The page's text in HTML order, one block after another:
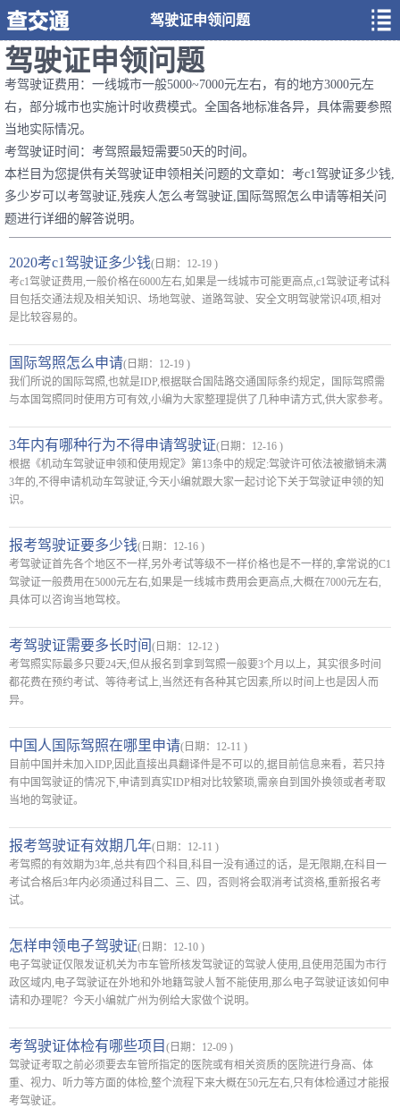
驾驶证申领问题
驾驶证申领问题
考驾驶证费用：一线城市一般5000~7000元左右，有的地方3000元左
右，部分城市也实施计时收费模式。全国各地标准各异，具体需要参照
当地实际情况。
考驾驶证时间：考驾照最短需要50天的时间。
本栏目为您提供有关驾驶证申领相关问题的文章如：考c1驾驶证多少钱,
多少岁可以考驾驶证,残疾人怎么考驾驶证,国际驾照怎么申请等相关问
题进行详细的解答说明。
2020考c1驾驶证多少钱(日期：12-19 )
考c1驾驶证费用,一般价格在6000左右,如果是一线城市可能更高点,c1驾驶证考试科
目包括交通法规及相关知识、场地驾驶、道路驾驶、安全文明驾驶常识4项,相对
是比较容易的。
国际驾照怎么申请(日期：12-19 )
我们所说的国际驾照,也就是IDP,根据联合国陆路交通国际条约规定，国际驾照需
与本国驾照同时使用方可有效,小编为大家整理提供了几种申请方式,供大家参考。
3年内有哪种行为不得申请驾驶证(日期：12-16 )
根据《机动车驾驶证申领和使用规定》第13条中的规定:驾驶许可依法被撤销未满
3年的,不得申请机动车驾驶证,今天小编就跟大家一起讨论下关于驾驶证申领的知
识。
报考驾驶证要多少钱(日期：12-16 )
考驾驶证首先各个地区不一样,另外考试等级不一样价格也是不一样的,拿常说的C1
驾驶证一般费用在5000元左右,如果是一线城市费用会更高点,大概在7000元左右,
具体可以咨询当地驾校。
考驾驶证需要多长时间 (日期：12-12 )
考驾照实际最多只要24天,但从报名到拿到驾照一般要3个月以上，其实很多时间
都花费在预约考试、等待考试上,当然还有各种其它因素,所以时间上也是因人而
异。
中国人国际驾照在哪里申请(日期：12-11 )
目前中国并未加入IDP,因此直接出具翻译件是不可以的,据目前信息来看，若只持
有中国驾驶证的情况下,申请到真实IDP相对比较繁琐,需亲自到国外换领或者考取
当地的驾驶证。
报考驾驶证有效期几年(日期：12-11 )
考驾照的有效期为3年,总共有四个科目,科目一没有通过的话，是无限期,在科目一
考试合格后3年内必须通过科目二、三、四，否则将会取消考试资格,重新报名考
试。
怎样申领电子驾驶证(日期：12-10 )
电子驾驶证仅限发证机关为市车管所核发驾驶证的驾驶人使用,且使用范围为市行
政区域内,电子驾驶证在外地和外地籍驾驶人暂不能使用,那么电子驾驶证该如何申
请和办理呢？今天小编就广州为例给大家做个说明。
考驾驶证体检有哪些项目 (日期：12-09 )
驾驶证考取之前必须要去车管所指定的医院或有相关资质的医院进行身高、体
重、视力、听力等方面的体检,整个流程下来大概在50元左右,只有体检通过才能报
考驾驶证。